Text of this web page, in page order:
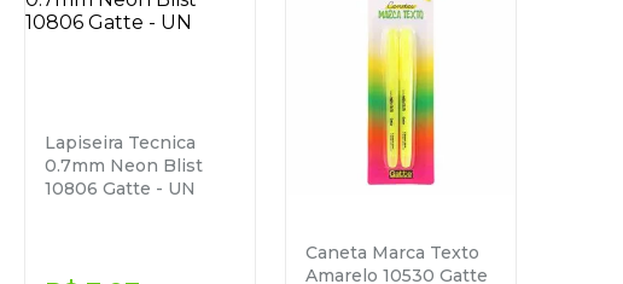
Lapiseira Tecnica
0.7mm Neon Blist
10806 Gatte - UN
Caneta Marca Texto
Amarelo 10530 Gatte